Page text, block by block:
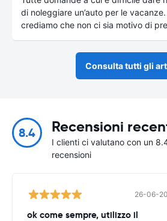
di noleggiare un’auto per le
crediamo che non ci sia motivo di
Consulta tutti gli
8.4 Recensioni
I clienti ci valutano con un
recensioni
26-06-
ok come sempre, utilizzo il